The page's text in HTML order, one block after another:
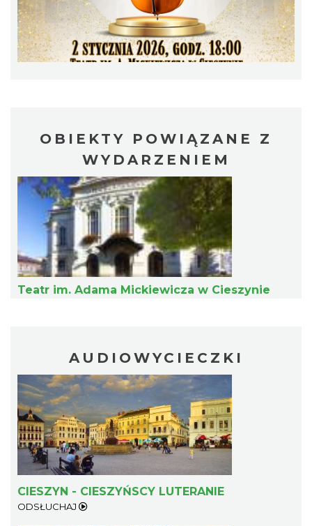
Towarzystwa Fotograficznego
2026-08-07
0.21 km
Cieszyn
2026-08-14
0.24 km
Cieszyn
0.24 km
OBIEKTY POWIĄZANE Z
WYDARZENIEM
Teatr im. Adama Mickiewicza w Cieszynie
AUDIOWYCIECZKI
CIESZYN - CIESZYŃSCY LUTERANIE
ODSŁUCHAJ